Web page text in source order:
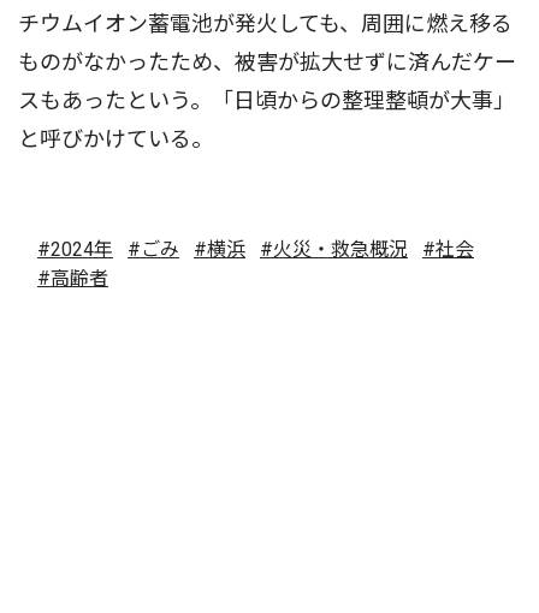
チウムイオン蓄電池が発火しても、周囲に燃え移る
ものがなかったため、被害が拡大せずに済んだケー
スもあったという。「日頃からの整理整頓が大事」
と呼びかけている。
#2024年 #ごみ #横浜 #火災・救急概況
#社会
#高齢者